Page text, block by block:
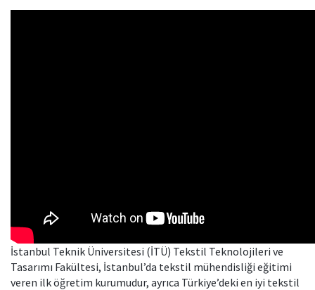
İstanbul Teknik Üniversitesi (İTÜ) Tekstil Teknolojileri ve
Tasarımı Fakültesi, İstanbul’da tekstil mühendisliği eğitimi
veren ilk öğretim kurumudur, ayrıca Türkiye’deki en iyi tekstil